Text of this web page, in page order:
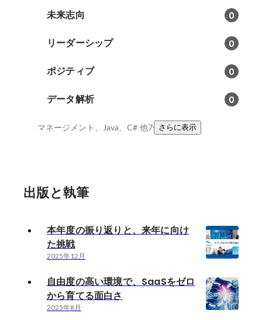
未来志向 0
リーダーシップ 0
ポジティブ 0
データ解析 0
マネージメント、Java、C# 他7件さらに表示
出版と執筆
本年度の振り返りと、来年に向け
た挑戦
2025年12月
自由度の高い環境で、SaaSをゼロ
から育てる面白さ
2025年8月